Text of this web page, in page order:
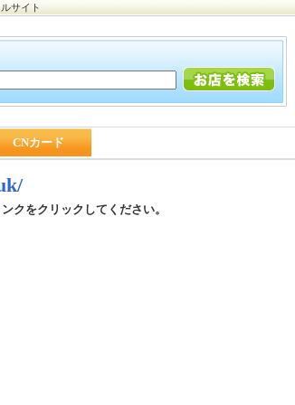
サイト
CNカード
クをクリックしてください。